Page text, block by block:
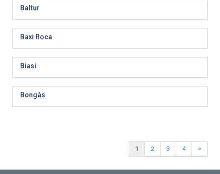
Baltur
Baxi Roca
Biasi
Bongás
1 2 3 4 >